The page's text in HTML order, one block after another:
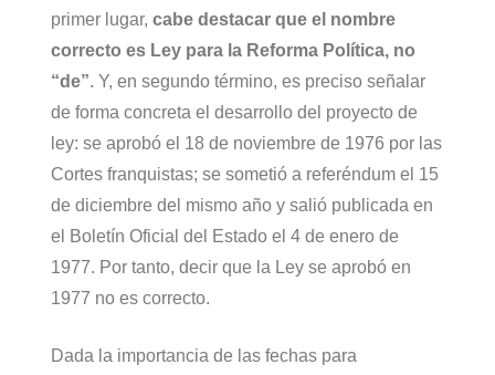
primer lugar, cabe destacar que el nombre
correcto es Ley para la Reforma Política, no
“de”. Y, en segundo término, es preciso señalar
de forma concreta el desarrollo del proyecto de
ley: se aprobó el 18 de noviembre de 1976 por las
Cortes franquistas; se sometió a referéndum el 15
de diciembre del mismo año y salió publicada en
el Boletín Oficial del Estado el 4 de enero de
1977. Por tanto, decir que la Ley se aprobó en
1977 no es correcto.
Dada la importancia de las fechas para